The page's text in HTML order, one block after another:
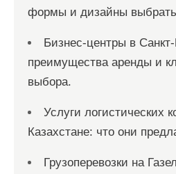
формы и дизайны
Бизнес-центры в
преимущества аренды и
выбора.
Услуги логистических
Казахстане: что они
Грузоперевозки на